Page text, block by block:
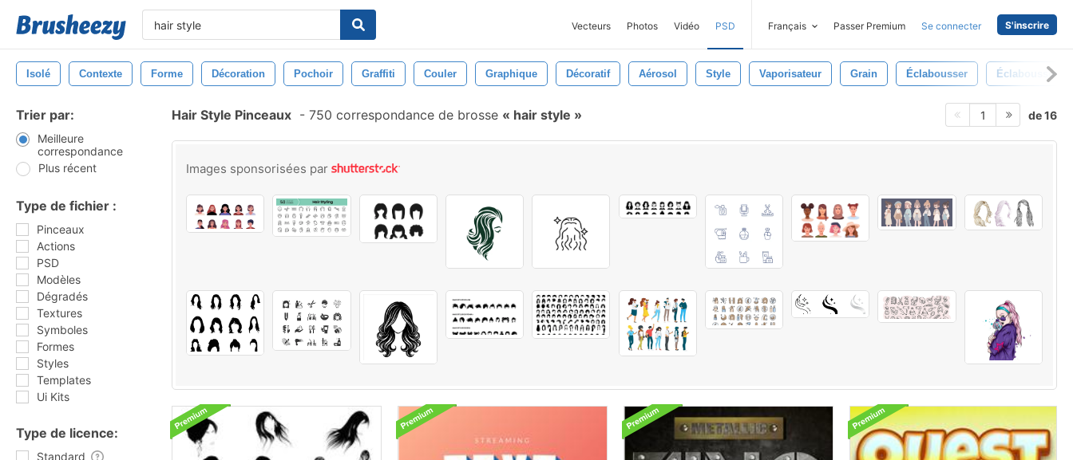
Vecteurs Photos Vidéo PSD Français Passer Premium Se connecter S'inscrire
Isolé Contexte Forme Décoration Pochoir Graffiti Couler Graphique Décoratif Aérosol Style Vaporisateur Grain Éclabousser Éclaboussure
Trier par:
Meilleure
correspondance
Plus récent
Type de fichier :
Pinceaux
Actions
PSD
Modèles
Dégradés
Textures
Symboles
Formes
Styles
Templates
Ui Kits
Type de licence:
Standard
Hair Style Pinceaux - 750 correspondance de brosse hair style 1 de 16
Images sponsorisées par